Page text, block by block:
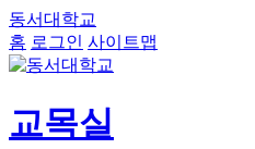
동서대학교
홈 로그인 사이트맵
교목실